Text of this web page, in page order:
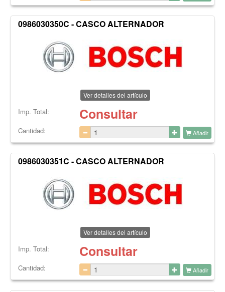
0986030350C - CASCO ALTERNADOR
Ver detalles del artículo
Imp. Total: Consultar
Cantidad: Añadir
0986030351C - CASCO ALTERNADOR
Ver detalles del artículo
Imp. Total: Consultar
Cantidad: Añadir